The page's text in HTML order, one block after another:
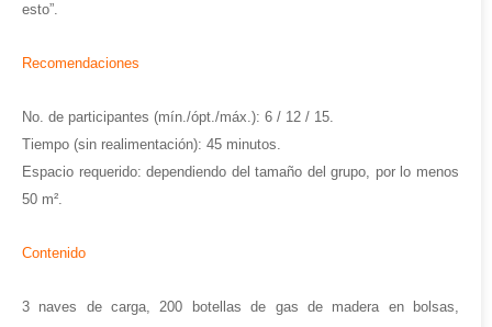
esto”.
Recomendaciones
No. de participantes (mín./ópt./máx.): 6 / 12 / 15.
Tiempo (sin realimentación): 45 minutos.
Espacio requerido: dependiendo del tamaño del grupo, por lo menos
50 m².
Contenido
3 naves de carga, 200 botellas de gas de madera en bolsas,